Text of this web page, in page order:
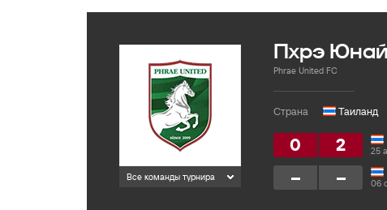
Все команды турнира
Пхрэ
Phrae United FC
Страна Таиланд
0 2
25
– –
06